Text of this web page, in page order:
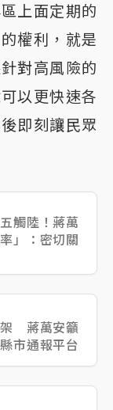
上面定期的
權利，就是
對高風險的
以更快速各
即刻讓民眾
觸陸！蔣萬
」：密切關
架 蔣萬安籲
市通報平台